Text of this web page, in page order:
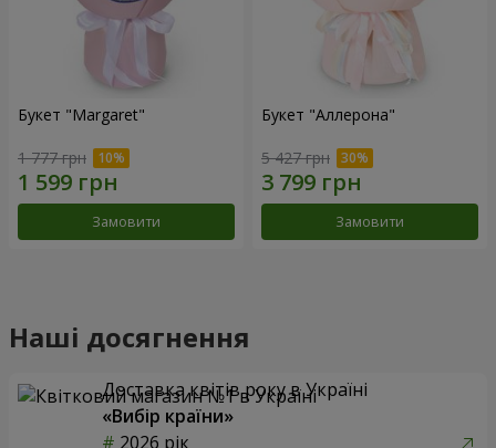
Букет "Margaret"
1 777 грн
Замовити
Букет "Аллерона"
5 427 грн
Замовити
Наші досягнення
Доставка квітів року в Україні
«Вибір країни»
2026 рік